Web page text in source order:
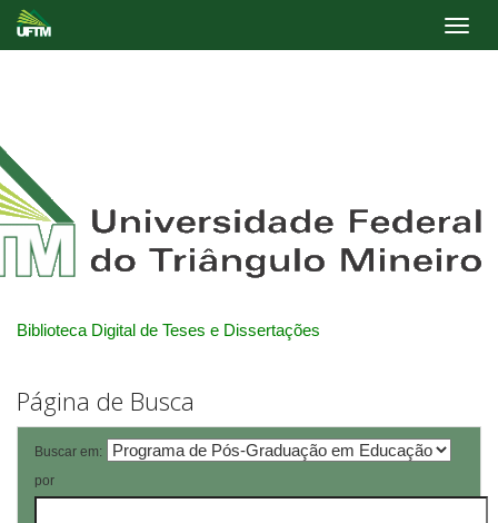
Biblioteca Digital de Teses e Dissertações
Página de Busca
Buscar em:
por